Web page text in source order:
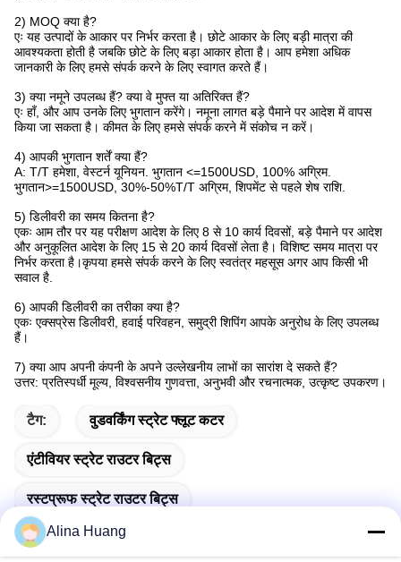
2) MOQ क्या है?
एः यह उत्पादों के आकार पर निर्भर करता है। छोटे आकार के लिए बड़ी मात्रा की
आवश्यकता होती है जबकि छोटे के लिए बड़ा आकार होता है। आप हमेशा अधिक
जानकारी के लिए हमसे संपर्क करने के लिए स्वागत करते हैं।
3) क्या नमूने उपलब्ध हैं? क्या वे मुफ्त या अतिरिक्त हैं?
एः हाँ, और आप उनके लिए भुगतान करेंगे। नमूना लागत बड़े पैमाने पर आदेश में वापस
किया जा सकता है। कीमत के लिए हमसे संपर्क करने में संकोच न करें।
4) आपकी भुगतान शर्तें क्या हैं?
A: T/T हमेशा, वेस्टर्न यूनियन. भुगतान <=1500USD, 100% अग्रिम.
भुगतान>=1500USD, 30%-50%T/T अग्रिम, शिपमेंट से पहले शेष राशि.
5) डिलीवरी का समय कितना है?
एकः आम तौर पर यह परीक्षण आदेश के लिए 8 से 10 कार्य दिवसों, बड़े पैमाने पर आदेश
और अनुकूलित आदेश के लिए 15 से 20 कार्य दिवसों लेता है। विशिष्ट समय मात्रा पर
निर्भर करता है।कृपया हमसे संपर्क करने के लिए स्वतंत्र महसूस अगर आप किसी भी
सवाल है.
6) आपकी डिलीवरी का तरीका क्या है?
एकः एक्सप्रेस डिलीवरी, हवाई परिवहन, समुद्री शिपिंग आपके अनुरोध के लिए उपलब्ध
हैं।
7) क्या आप अपनी कंपनी के अपने उल्लेखनीय लाभों का सारांश दे सकते हैं?
उत्तर: प्रतिस्पर्धी मूल्य, विश्वसनीय गुणवत्ता, अनुभवी और रचनात्मक, उत्कृष्ट उपकरण।
टैग: वुडवर्किंग स्ट्रेट फ्लूट कटर
एंटीवियर स्ट्रेट राउटर बिट्स
रस्टप्रूफ स्ट्रेट राउटर बिट्स
Alina Huang